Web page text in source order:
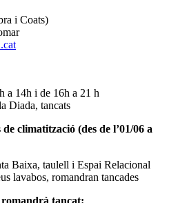
i Coats)
a 14h i de 16h a 21 h
Diada, tancats
climatització (des de l’01/06 a
Baixa, taulell i Espai Relacional
lavabos, romandran tancades
romandrà tancat: